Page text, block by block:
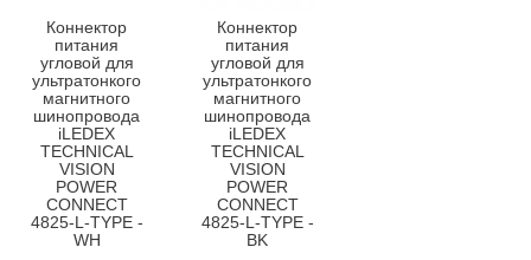
Коннектор
питания
угловой для
ультратонкого
магнитного
шинопровода
iLEDEX
TECHNICAL
VISION
POWER
CONNECT
4825-L-TYPE -
WH
Коннектор
питания
угловой для
ультратонкого
магнитного
шинопровода
iLEDEX
TECHNICAL
VISION
POWER
CONNECT
4825-L-TYPE -
BK